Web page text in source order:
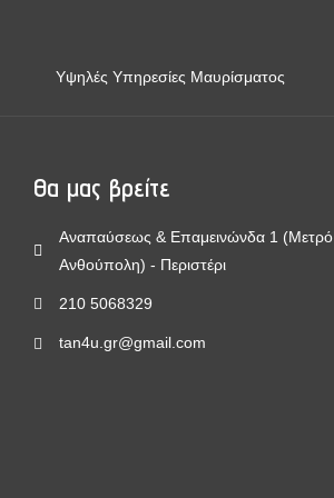
Υψηλές Υπηρεσίες Μαυρίσματος
Θα μας βρείτε
Αναπαύσεως & Επαμεινώνδα 1 (Μετρό
Ανθούπολη) - Περιστέρι
210 5068329
tan4u.gr@gmail.com